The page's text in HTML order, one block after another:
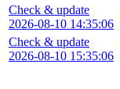
Check & update
2026-08-10 14:35:06
Check & update
2026-08-10 15:35:06